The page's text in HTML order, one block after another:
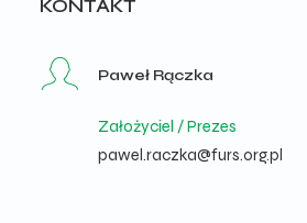
KONTAKT
Paweł Rączka
Założyciel / Prezes
pawel.raczka@furs.org.pl